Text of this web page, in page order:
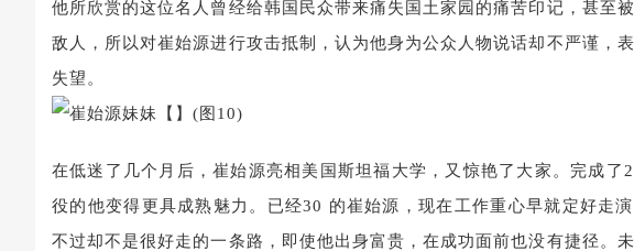
他所欣赏的这位名人曾经给韩国民众带来痛失国土家园的痛苦印记，甚至
敌人，所以对崔始源进行攻击抵制，认为他身为公众人物说话却不严谨，
失望。
在低迷了几个月后，崔始源亮相美国斯坦福大学，又惊艳了大家。完成了
役的他变得更具成熟魅力。已经30 的崔始源，现在工作重心早就定好走
不过却不是很好走的一条路，即使他出身富贵，在成功面前也没有捷径。